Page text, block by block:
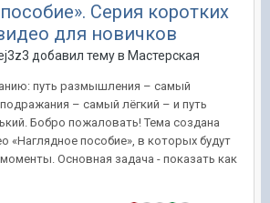
Серия коротких
для новичков
добавил тему в Мастерская
путь размышления – самый
– самый лёгкий – и путь
Бобро пожаловать! Тема создана
«Наглядное пособие», в которых будут
Основная задача - показать как